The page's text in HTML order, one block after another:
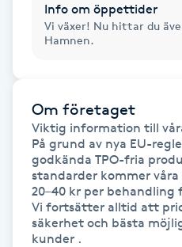
I
Idrottsmassage
IPL hårborttagning
Info om öppettider
Vi växer! Nu hittar du
Hamnen.
Om företaget
Viktig information till
På grund av nya EU-
godkända TPO-fria
standarder kommer
20–40 kr per behandling
Vi fortsätter alltid att
säkerhet och bästa
kunder .